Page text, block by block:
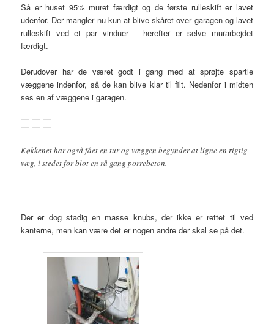
Så er huset 95% muret færdigt og de første rulleskift er lavet
udenfor. Der mangler nu kun at blive skåret over garagen og lavet
rulleskift ved et par vinduer – herefter er selve murarbejdet
færdigt.
Derudover har de været godt i gang med at sprøjte spartle
væggene indenfor, så de kan blive klar til filt. Nedenfor i midten
ses en af væggene i garagen.
Køkkenet har også fået en tur og væggen begynder at ligne en rigtig
væg, i stedet for blot en rå gang porrebeton.
Der er dog stadig en masse knubs, der ikke er rettet til ved
kanterne, men kan være det er nogen andre der skal se på det.